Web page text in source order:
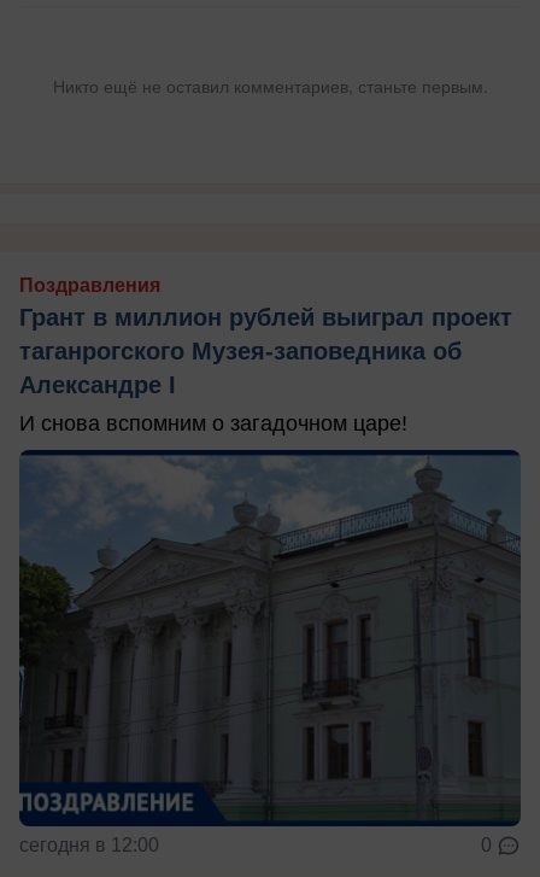
Никто ещё не оставил комментариев, станьте первым.
Поздравления
Грант в миллион рублей выиграл проект
таганрогского Музея-заповедника об
Александре I
И снова вспомним о загадочном царе!
сегодня в 12:00 0